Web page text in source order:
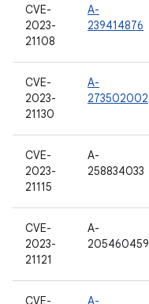
CVE-
2023-
21108
A-
239414876
CVE-
2023-
21130
A-
273502002
CVE-
2023-
21115
A-
258834033
CVE-
2023-
21121
A-
205460459
CVE-
A-